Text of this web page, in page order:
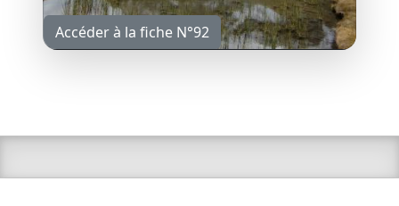
Accéder à la fiche N°92